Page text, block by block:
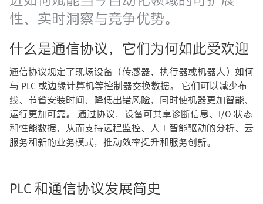
性、实时洞察与竞争优势。
什么是通信协议，它们为何如此受欢迎
通信协议规定了现场设备（传感器、执行器或机器人）如何
与 PLC 或边缘计算机等控制器交换数据。 它们可以减少布
线、节省安装时间、降低出错风险，同时使机器更加智能、
运行更加可靠。 通过协议，设备可共享诊断信息、I/O 状态
和性能数据，从而支持远程监控、人工智能驱动的分析、云
服务和新的业务模式，推动效率提升和服务创新。
PLC 和通信协议发展简史